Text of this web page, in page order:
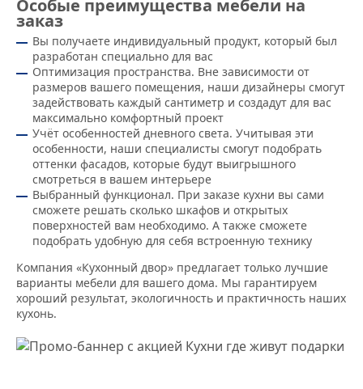
Особые преимущества мебели на
заказ
Вы получаете индивидуальный продукт, который был
разработан специально для вас
Оптимизация пространства. Вне зависимости от
размеров вашего помещения, наши дизайнеры смогут
задействовать каждый сантиметр и создадут для вас
максимально комфортный проект
Учёт особенностей дневного света. Учитывая эти
особенности, наши специалисты смогут подобрать
оттенки фасадов, которые будут выигрышного
смотреться в вашем интерьере
Выбранный функционал. При заказе кухни вы сами
сможете решать сколько шкафов и открытых
поверхностей вам необходимо. А также сможете
подобрать удобную для себя встроенную технику
Компания «Кухонный двор» предлагает только лучшие
варианты мебели для вашего дома. Мы гарантируем
хороший результат, экологичность и практичность наших
кухонь.